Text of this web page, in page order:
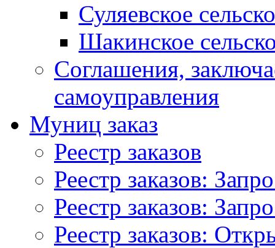
Суляевское
Шакинское
Соглашения,
самоуправления
Муниц заказ
Реестр заказов
Реестр заказов:
Реестр заказов:
Реестр заказов: